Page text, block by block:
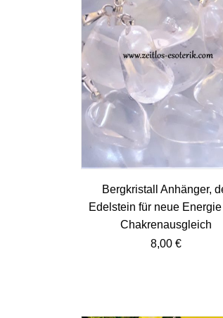
Bergkristall Anhänger,
Edelstein für neue Energie
Chakrenausgleich
8,00€